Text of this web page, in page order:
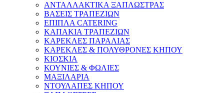
ΑΝΤΑΛΛΑΚΤΙΚΑ ΞΑΠΛΩΣΤΡΑΣ
ΒΑΣΕΙΣ ΤΡΑΠΕΖΙΩΝ
ΕΠΙΠΛΑ CATERING
ΚΑΠΑΚΙΑ ΤΡΑΠΕΖΙΩΝ
ΚΑΡΕΚΛΕΣ ΠΑΡΑΛΙΑΣ
ΚΑΡΕΚΛΕΣ & ΠΟΛΥΘΡΟΝΕΣ ΚΗΠΟΥ
ΚΙΟΣΚΙΑ
ΚΟΥΝΙΕΣ & ΦΩΛΙΕΣ
ΜΑΞΙΛΑΡΙΑ
ΝΤΟΥΛΑΠΕΣ ΚΗΠΟΥ